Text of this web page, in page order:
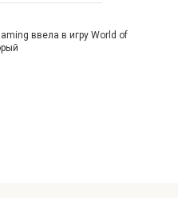
ввела в игру World of